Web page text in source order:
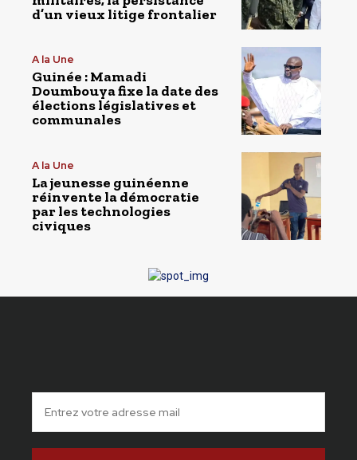
d’un vieux litige frontalier
A la Une
Guinée : Mamadi
Doumbouya fixe la date des
élections législatives et
communales
A la Une
La jeunesse guinéenne
réinvente la démocratie
par les technologies
civiques